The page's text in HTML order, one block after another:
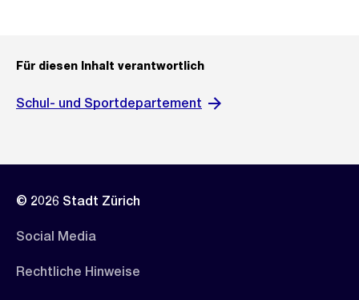
Für diesen Inhalt verantwortlich
Schul- und Sportdepartement
© 2026 Stadt Zürich
Social Media
Rechtliche Hinweise